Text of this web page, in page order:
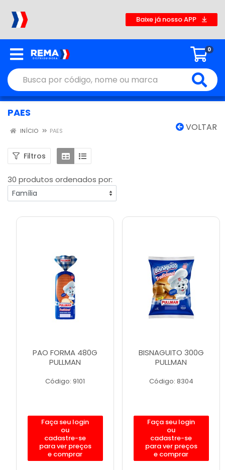
Baixe já nosso APP
0
PAES
VOLTAR
INÍCIO PAES
Filtros
30 produtos ordenados por:
PAO FORMA 480G
PULLMAN
Código: 9101
Faça seu login
ou
cadastre-se
para ver preços
e comprar
BISNAGUITO 300G
PULLMAN
Código: 8304
Faça seu login
ou
cadastre-se
para ver preços
e comprar